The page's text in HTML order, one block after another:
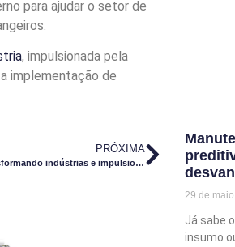
para ajudar o setor de
, impulsionada pela
implementação de
PRÓXIMA
Automatização na produção: transformando indústrias e impulsionando resultados através da automação industrial
29 de
Já sabe
insumo